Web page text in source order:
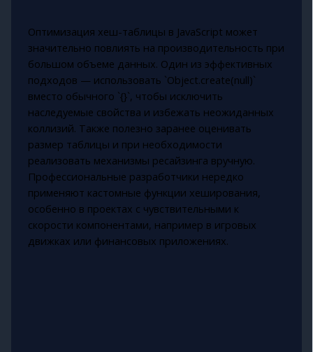
Оптимизация хеш-таблицы в JavaScript может
значительно повлиять на производительность при
большом объеме данных. Один из эффективных
подходов — использовать `Object.create(null)`
вместо обычного `{}`, чтобы исключить
наследуемые свойства и избежать неожиданных
коллизий. Также полезно заранее оценивать
размер таблицы и при необходимости
реализовать механизмы ресайзинга вручную.
Профессиональные разработчики нередко
применяют кастомные функции хеширования,
особенно в проектах с чувствительными к
скорости компонентами, например в игровых
движках или финансовых приложениях.